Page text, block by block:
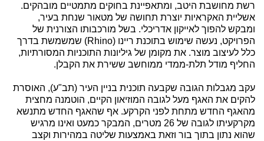
רשת מחושבת היטב, ומתאפיינת בחוקים מתמטיים מובהקים.
אשליית האקראיות יוצרת תחושה של מטאור שנחת בעיר,
ומבקש להפוך לאייקון אדריכלי. בשל מורכבותו הצורנית של
הפרויקט, נעשה שימוש בתוכנת ריינו (Rhino) שמשמשת בדרך
כלל לעיצוב מוצר. את מקומן של גיליונות התוכניות המסורתיות,
החליף מודל תלת-ממדי ממוחשב ששירת את הקבלן.
עקב מגבלות הגובה שקבעה תוכנית בניין העיר (תב"ע), האוסרת
להקים את האגף מעל לגובה המוזיאון הקיים, הוטמנה מחצית
מהאגף החדש מתחת לפני הקרקע. אף שהאגף החדש מתנשא
מקרקעיתו לגובה של 26 מטרים, המבקר כמעט ואינו מרגיש
שהוא נתון בתוך בור וזאת באמצעות שליטה במהירות וקצב